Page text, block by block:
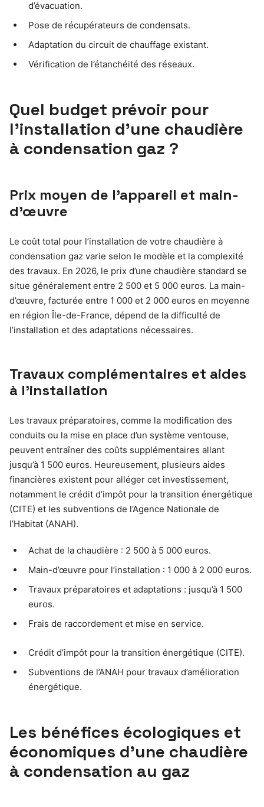
d’évacuation.
Pose de récupérateurs de condensats.
Adaptation du circuit de chauffage existant.
Vérification de l’étanchéité des réseaux.
Quel budget prévoir pour
l’installation d’une chaudière
à condensation gaz ?
Prix moyen de l’appareil et main-
d’œuvre
Le coût total pour l’installation de votre chaudière à
condensation gaz varie selon le modèle et la complexité
des travaux. En 2026, le prix d’une chaudière standard se
situe généralement entre 2 500 et 5 000 euros. La main-
d’œuvre, facturée entre 1 000 et 2 000 euros en moyenne
en région Île-de-France, dépend de la difficulté de
l’installation et des adaptations nécessaires.
Travaux complémentaires et aides
à l’installation
Les travaux préparatoires, comme la modification des
conduits ou la mise en place d’un système ventouse,
peuvent entraîner des coûts supplémentaires allant
jusqu’à 1 500 euros. Heureusement, plusieurs aides
financières existent pour alléger cet investissement,
notamment le crédit d’impôt pour la transition énergétique
(CITE) et les subventions de l’Agence Nationale de
l’Habitat (ANAH).
Achat de la chaudière : 2 500 à 5 000 euros.
Main-d’œuvre pour l’installation : 1 000 à 2 000 euros.
Travaux préparatoires et adaptations : jusqu’à 1 500
euros.
Frais de raccordement et mise en service.
Crédit d’impôt pour la transition énergétique (CITE).
Subventions de l’ANAH pour travaux d’amélioration
énergétique.
Les bénéfices écologiques et
économiques d’une chaudière
à condensation au gaz